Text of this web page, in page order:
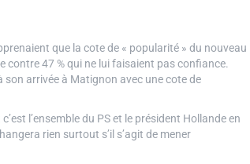
que la cote de « popularité » du nouveau
contre 47 % qui ne lui faisaient pas confiance.
arrivée à Matignon avec une cote de
l’ensemble du PS et le président Hollande en
rien surtout s’il s’agit de mener